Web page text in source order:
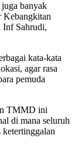
banyak
Kebangkitan
Inf Sahrudi,
kata-kata
agar rasa
pemuda
TMMD ini
di mana seluruh
ketertinggalan